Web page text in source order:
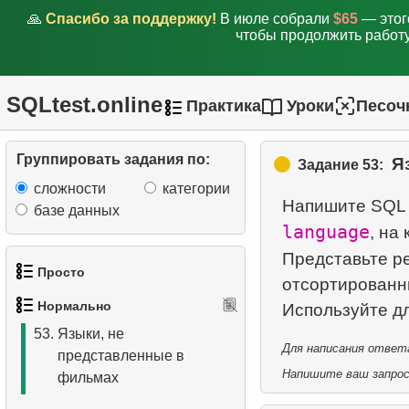
🙏 Спасибо за поддержку! В июле собрали $65 —
чтобы продолжить
SQLtest.online Практика Уроки
Группировать задания по:
сложности
категории
базе данных
Просто
Список языков
Нормально
количеством клиентов
49.Количество дисков в
прокате
50.Количество возвратов
51.Клиенты с самыми
высокими расходами
52.Фильмы, которых нет в
53. Языки, не
представленные в
фильмах
Задание 53:
Напишите SQL
language, на
Представьте
Для написания
Напишите ваш